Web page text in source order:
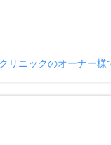
リニックのオーナー様